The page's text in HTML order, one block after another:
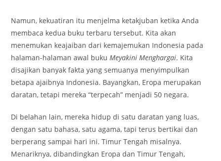
Namun, kekuatiran itu menjelma ketakjuban ketika Anda
membaca kedua buku terbaru tersebut. Kita akan
menemukan keajaiban dari kemajemukan Indonesia pada
halaman-halaman awal bukuMeyakini Menghargai. Kita
disajikan banyak fakta yang semuanya menyimpulkan
betapa ajaibnya Indonesia. Bayangkan, Eropa merupakan
daratan, tetapi mereka “terpecah” menjadi 50 negara.
Di belahan lain, mereka hidup di satu daratan yang luas,
dengan satu bahasa, satu agama, tapi terus bertikai dan
berperang sampai hari ini. Timur Tengah misalnya.
Menariknya, dibandingkan Eropa dan Timur Tengah,